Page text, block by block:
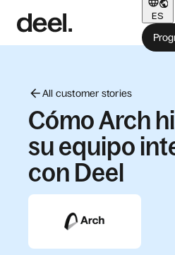
ES
All customer stories
Cómo Arch
su equipo
con Deel